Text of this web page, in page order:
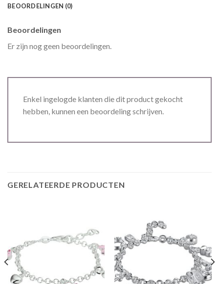
BEOORDELINGEN (0)
Beoordelingen
Er zijn nog geen beoordelingen.
Enkel ingelogde klanten die dit product gekocht
hebben, kunnen een beoordeling schrijven.
GERELATEERDE PRODUCTEN